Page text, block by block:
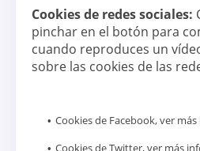
Cookies de redes sociales:
pinchar en el botón para
cuando reproduces un
sobre las cookies de las
Cookies de Facebook, ver
Cookies de Twitter, ver más